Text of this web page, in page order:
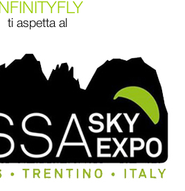
INFINITYFLY
ti aspetta al